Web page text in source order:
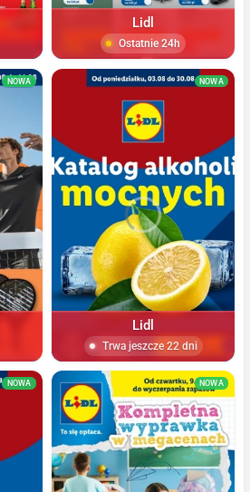
Lidl
Ostatnie 24h
NOWA NOWA
Lidl
Trwa jeszcze 22 dni
NOWA NOWA